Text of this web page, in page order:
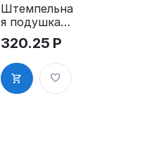
Штемпельна
я подушка
для GRM
R24 2Pads,
синяя
320.25 Р